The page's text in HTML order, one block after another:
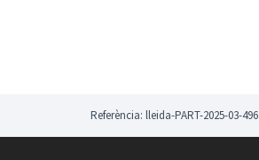
Referència: lleida-PART-2025-03-496